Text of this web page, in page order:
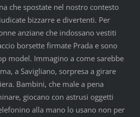
che spostate nel nostro contesto
bizzarre e divertenti. Per
anziane che indossano vestiti
borsette firmate Prada e sono
model. Immagino a come sarebbe
a Savigliano, sorpresa a girare
Bambini, che male a pena
giocano con astrusi oggetti
alla mano lo usano non per